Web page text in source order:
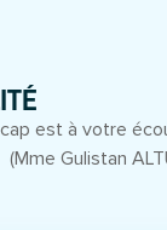
est à votre
Gulistan